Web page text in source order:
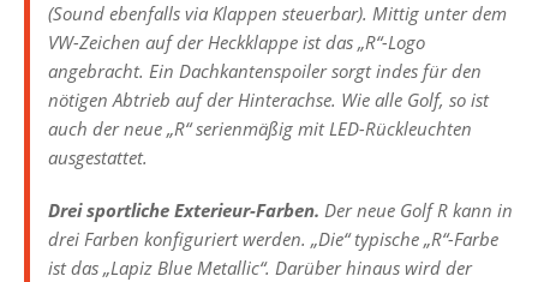
(Sound ebenfalls via Klappen steuerbar). Mittig unter dem
VW-Zeichen auf der Heckklappe ist das „R“-Logo
angebracht. Ein Dachkantenspoiler sorgt indes für den
nötigen Abtrieb auf der Hinterachse. Wie alle Golf, so ist
auch der neue „R“ serienmäßig mit LED-Rückleuchten
ausgestattet.
Drei sportliche Exterieur-Farben. Der neue Golf R kann in
drei Farben konfiguriert werden. „Die“ typische „R“-Farbe
ist das „Lapiz Blue Metallic“. Darüber hinaus wird der